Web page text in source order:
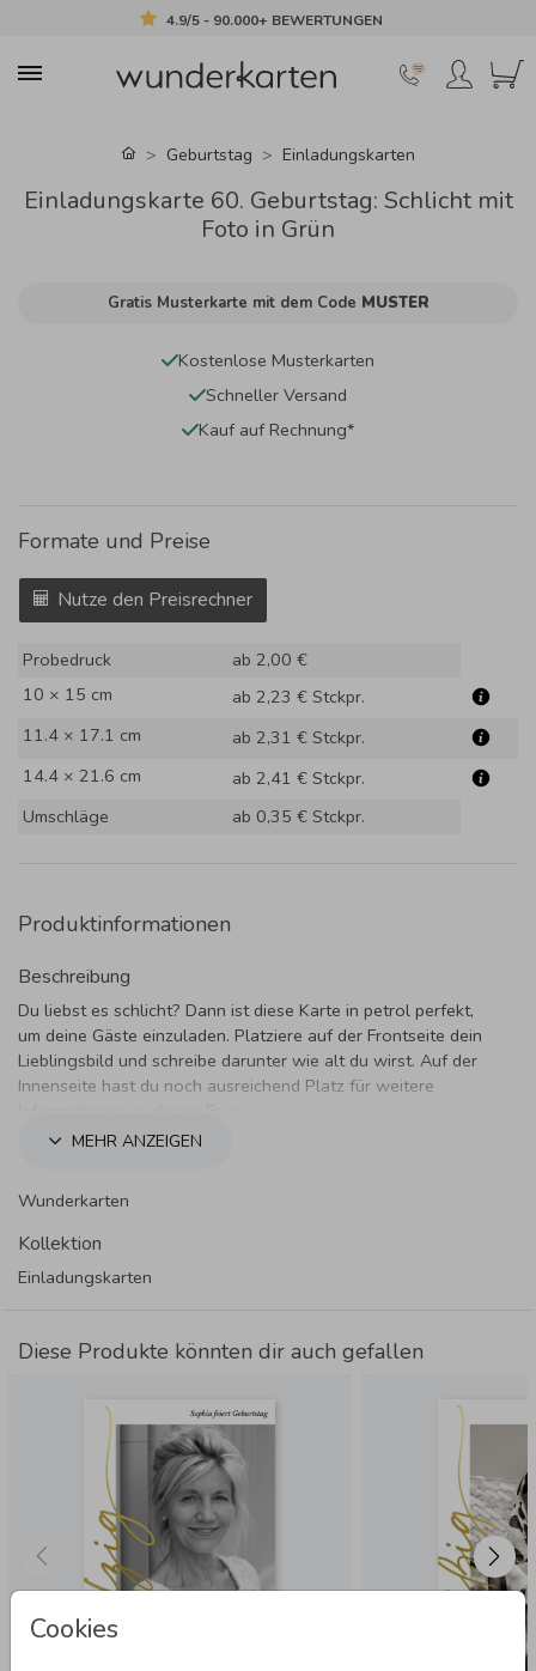
4.9/5 - 90.000+ BEWERTUNGEN
Cookies
Geburtstag Einladungskarten
Einladungskarte 60. Geburtstag: Schlicht mit
Foto in Grün
Gratis Musterkarte mit dem Code MUSTER
Kostenlose Musterkarten
Schneller Versand
Kauf auf Rechnung*
Formate und Preise
Nutze den Preisrechner
Probedruck
ab 2,00 €
10 × 15 cm
ab 2,23 € Stckpr.
11.4 × 17.1 cm
ab 2,31 € Stckpr.
14.4 × 21.6 cm
ab 2,41 € Stckpr.
Umschläge
ab 0,35 € Stckpr.
Produktinformationen
Beschreibung
Du liebst es schlicht? Dann ist diese Karte in petrol perfekt,
um deine Gäste einzuladen. Platziere auf der Frontseite dein
Lieblingsbild und schreibe darunter wie alt du wirst. Auf der
Innenseite hast du noch ausreichend Platz für weitere
MEHR ANZEIGEN
Wunderkarten
Kollektion
Einladungskarten
Diese Produkte könnten dir auch gefallen